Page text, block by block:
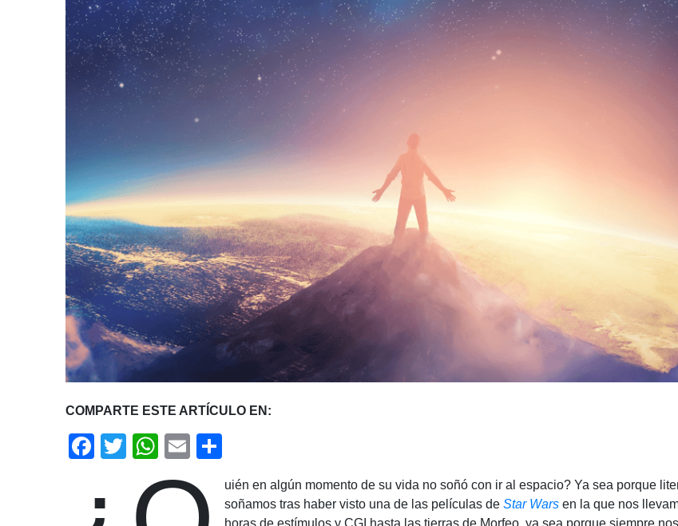
COMPARTE ESTE ARTÍCULO EN:
Facebook
TwitterWhatsApp
Email
uién en algún momento de su vida no soñó con ir al espacio? Ya sea porque
soñamos tras haber visto una de las películas deStar Wars en la que nos